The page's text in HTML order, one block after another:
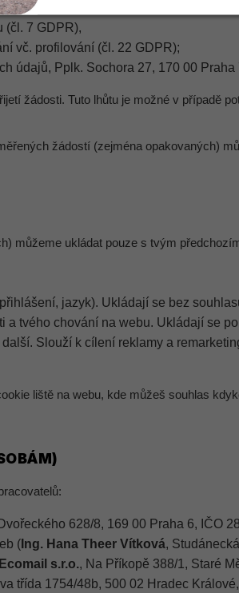
marketingu,
(čl. 7 GDPR),
vč. profilování (čl. 22 GDPR);
údajů, Pplk. Sochora 27, 170 00 Praha
žádosti. Tuto lhůtu je možné v případě
žádostí (zejména opakovaných)
můžeme ukládat pouze s tvým
jazyk). Ukládají se bez
a tvého chování na webu. Ukládají se
Slouží k cílení reklamy a
liště na webu, kde můžeš souhlas
628/8, 169 00 Praha 6, IČO
( Ing. Hana Theer Vítková,
Ecomail s.r.o., Na Příkopě 388/1, Staré
třída 1754/48b, 500 02 Hradec